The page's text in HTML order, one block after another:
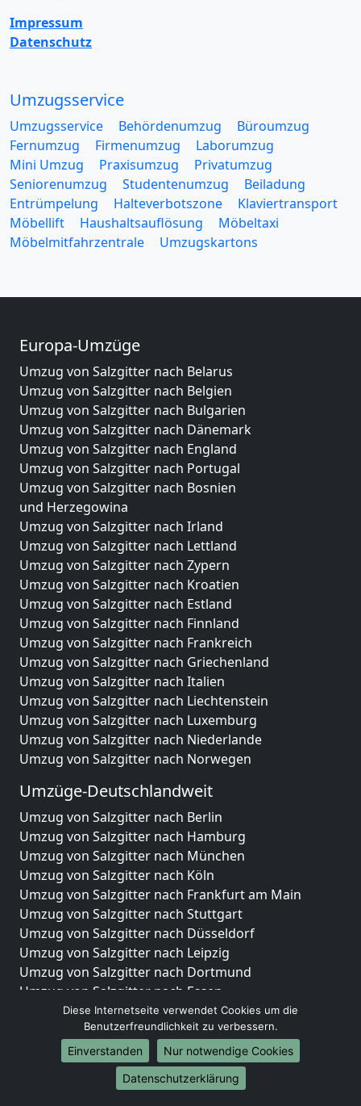
Impressum
Datenschutz
Umzugsservice
Umzugsservice Behördenumzug
Büroumzug
Fernumzug
Firmenumzug
Laborumzug
Mini Umzug
Praxisumzug
Privatumzug
Seniorenumzug
Studentenumzug
Beiladung
Entrümpelung
Halteverbotszone
Klaviertransport
Möbellift
Haushaltsauflösung
Möbeltaxi
Möbelmitfahrzentrale
Umzugskartons
Europa-Umzüge
Umzug von Salzgitter nach Belarus
Umzug von Salzgitter nach Belgien
Umzug von Salzgitter nach Bulgarien
Umzug von Salzgitter nach Dänemark
Umzug von Salzgitter nach England
Umzug von Salzgitter nach Portugal
Umzug von Salzgitter nach Bosnien
und Herzegowina
Umzug von Salzgitter nach Irland
Umzug von Salzgitter nach Lettland
Umzug von Salzgitter nach Zypern
Umzug von Salzgitter nach Kroatien
Umzug von Salzgitter nach Estland
Umzug von Salzgitter nach Finnland
Umzug von Salzgitter nach Frankreich
Umzug von Salzgitter nach Griechenland
Umzug von Salzgitter nach Italien
Umzug von Salzgitter nach Liechtenstein
Umzug von Salzgitter nach Luxemburg
Umzug von Salzgitter nach Niederlande
Umzug von Salzgitter nach Norwegen
Umzüge-Deutschlandweit
Umzug von Salzgitter nach Berlin
Umzug von Salzgitter nach Hamburg
Umzug von Salzgitter nach München
Umzug von Salzgitter nach Köln
Umzug von Salzgitter nach Frankfurt am Main
Umzug von Salzgitter nach Stuttgart
Umzug von Salzgitter nach Düsseldorf
Umzug von Salzgitter nach Leipzig
Umzug von Salzgitter nach Dortmund
Umzug von Salzgitter nach Essen
Umzug von Salzgitter nach Bremen
Umzug von Salzgitter nach Dresden
Umzug von Salzgitter nach Hannover
Umzug von Salzgitter nach Nürnberg
Umzug von Salzgitter nach Duisburg
Diese Internetseite verwendet Cookies um die
Benutzerfreundlichkeit zu verbessern.
Einverstanden
Nur notwendige Cookies
Datenschutzerklärung